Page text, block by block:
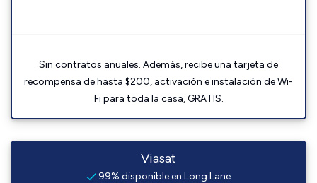
Sin contratos anuales. Además, recibe una tarjeta de
recompensa de hasta $200, activación e instalación de Wi-
Fi para toda la casa, GRATIS.
Viasat
99% disponible en Long Lane